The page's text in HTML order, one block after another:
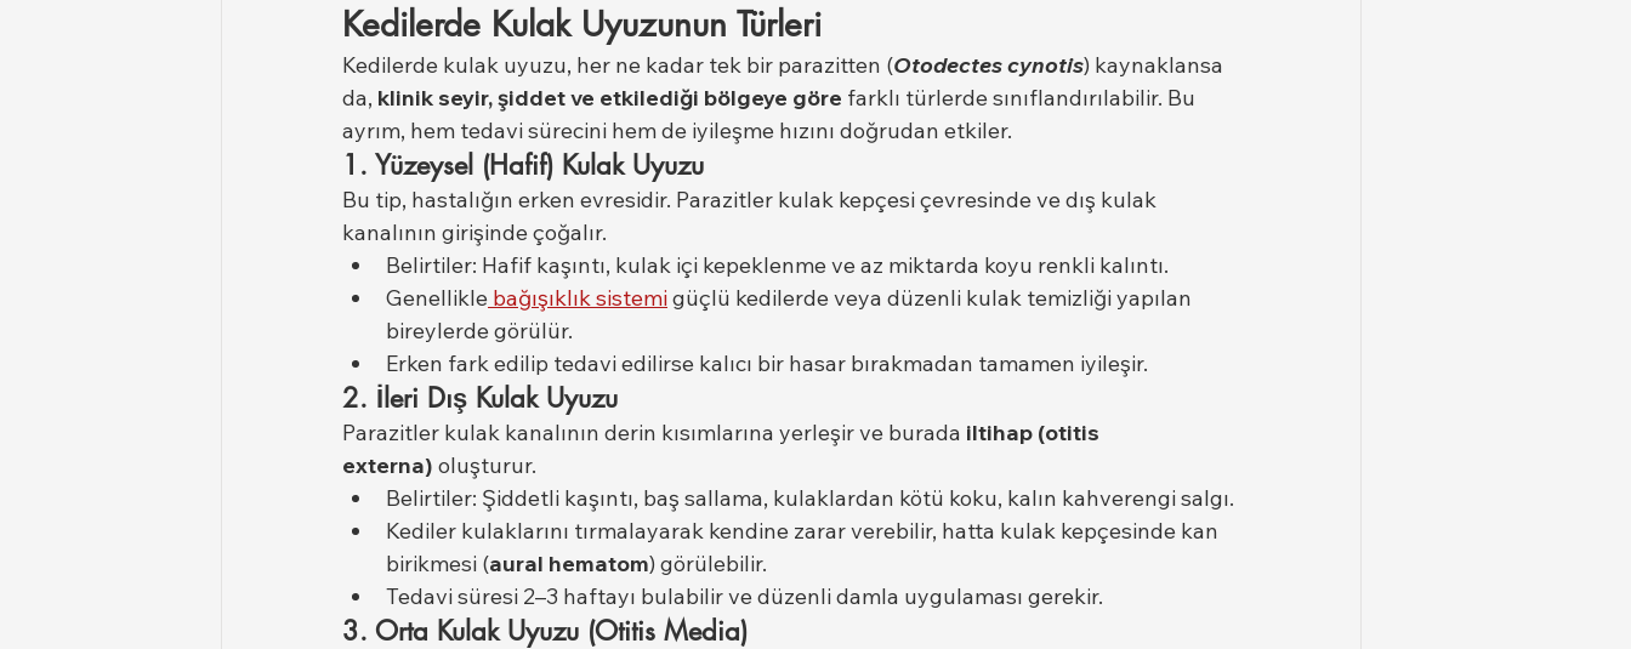
Kedilerde Kulak Uyuzunun Türleri
Kedilerde kulak uyuzu, her ne kadar tek bir parazitten (Otodectes cynotis) kaynaklansa
da, klinik seyir, şiddet ve etkilediği bölgeye göre farklı türlerde sınıflandırılabilir. Bu
ayrım, hem tedavi sürecini hem de iyileşme hızını doğrudan etkiler.
1. Yüzeysel (Hafif) Kulak Uyuzu
Bu tip, hastalığın erken evresidir. Parazitler kulak kepçesi çevresinde ve dış kulak
kanalının girişinde çoğalır.
Belirtiler: Hafif kaşıntı, kulak içi kepeklenme ve az miktarda koyu renkli kalıntı.
Genellikle bağışıklık sistemi güçlü kedilerde veya düzenli kulak temizliği yapılan
bireylerde görülür.
Erken fark edilip tedavi edilirse kalıcı bir hasar bırakmadan tamamen iyileşir.
2. İleri Dış Kulak Uyuzu
Parazitler kulak kanalının derin kısımlarına yerleşir ve burada iltihap (otitis
externa) oluşturur.
Belirtiler: Şiddetli kaşıntı, baş sallama, kulaklardan kötü koku, kalın kahverengi salgı.
Kediler kulaklarını tırmalayarak kendine zarar verebilir, hatta kulak kepçesinde kan
birikmesi (aural hematom) görülebilir.
Tedavi süresi 2–3 haftayı bulabilir ve düzenli damla uygulaması gerekir.
3. Orta Kulak Uyuzu (Otitis Media)